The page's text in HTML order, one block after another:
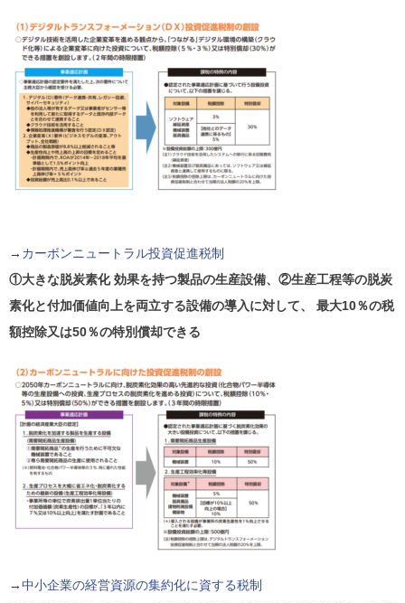
→ カーボンニュートラル投資促進税制
①大きな脱炭素化 効果を持つ製品の生産設備、②生産工程等の脱炭
素化と付加価値向上を両立する設備の導入に対して、 最大10％の税
額控除又は50％の特別償却できる
→中小企業の経営資源の集約化に資する税制